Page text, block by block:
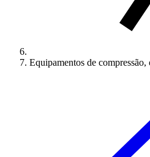
Equipamentos de